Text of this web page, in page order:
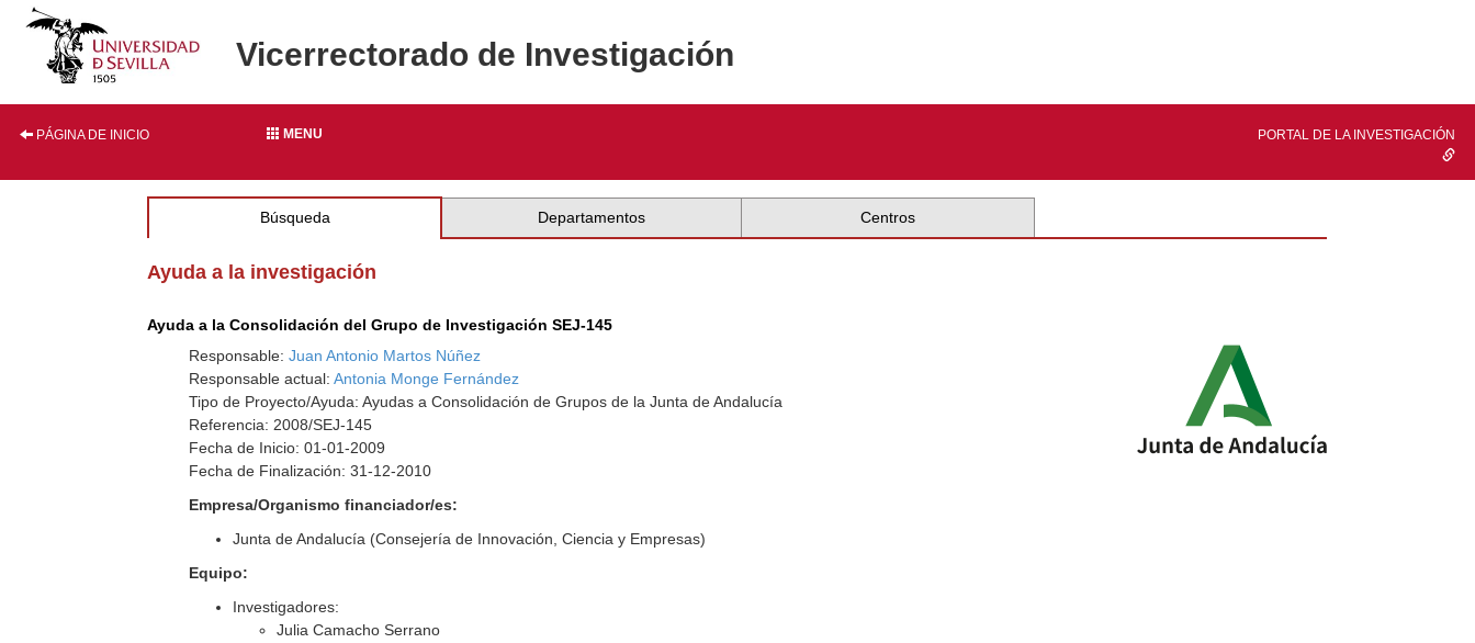
Vicerrectorado de Investigación
PÁGINA DE INICIO MENU PORTAL DE LA INVESTIGACIÓN
Búsqueda Departamentos Centros
Ayuda a la investigación
Ayuda a la Consolidación del Grupo de Investigación SEJ-145
Responsable:Juan Antonio Martos Núñez
Responsable actual:Antonia Monge Fernández
Tipo de Proyecto/Ayuda: Ayudas a Consolidación de Grupos de la Junta de Andalucía
Referencia: 2008/SEJ-145
Fecha de Inicio: 01-01-2009
Fecha de Finalización: 31-12-2010
Empresa/Organismo financiador/es:
Junta de Andalucía (Consejería de Innovación, Ciencia y Empresas)
Equipo:
Investigadores:
Julia Camacho Serrano